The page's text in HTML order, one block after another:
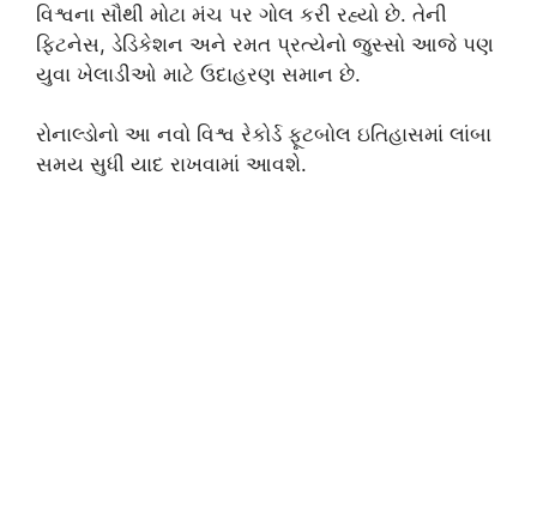
વિશ્વના સૌથી મોટા મંચ પર ગોલ કરી રહ્યો છે. તેની
ફિટનેસ, ડેડિકેશન અને રમત પ્રત્યેનો જુસ્સો આજે પણ
યુવા ખેલાડીઓ માટે ઉદાહરણ સમાન છે.
રોનાલ્ડોનો આ નવો વિશ્વ રેકોર્ડ ફૂટબોલ ઇતિહાસમાં લાંબા
સમય સુધી યાદ રાખવામાં આવશે.